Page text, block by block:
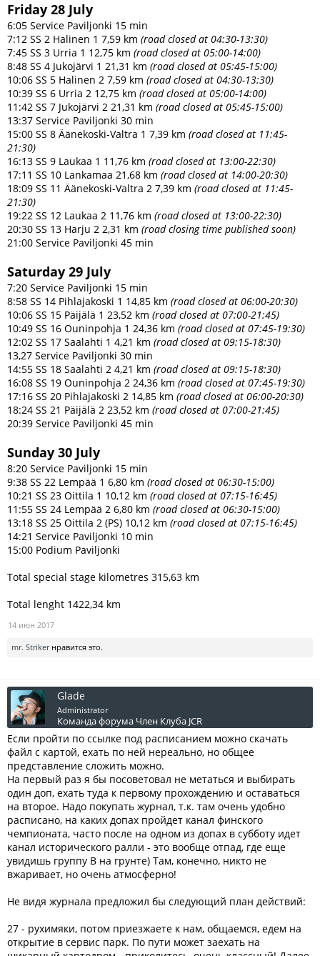
Friday 28 July
6:05 Service Paviljonki 15 min
7:12 SS 2 Halinen 1 7,59 km (road closed at 04:30-13:30)
7:45 SS 3 Urria 1 12,75 km (road closed at 05:00-14:00)
8:48 SS 4 Jukojärvi 1 21,31 km (road closed at 05:45-15:00)
10:06 SS 5 Halinen 2 7,59 km (road closed at 04:30-13:30)
10:39 SS 6 Urria 2 12,75 km (road closed at 05:00-14:00)
11:42 SS 7 Jukojärvi 2 21,31 km (road closed at 05:45-15:00)
13:37 Service Paviljonki 30 min
15:00 SS 8 Äänekoski-Valtra 1 7,39 km (road closed at 11:45-
21:30)
16:13 SS 9 Laukaa 1 11,76 km (road closed at 13:00-22:30)
17:11 SS 10 Lankamaa 21,68 km (road closed at 14:00-20:30)
18:09 SS 11 Äänekoski-Valtra 2 7,39 km (road closed at 11:45-
21:30)
19:22 SS 12 Laukaa 2 11,76 km (road closed at 13:00-22:30)
20:30 SS 13 Harju 2 2,31 km (road closing time published soon)
21:00 Service Paviljonki 45 min
Saturday 29 July
7:20 Service Paviljonki 15 min
8:58 SS 14 Pihlajakoski 1 14,85 km (road closed at 06:00-20:30)
10:06 SS 15 Päijälä 1 23,52 km (road closed at 07:00-21:45)
10:49 SS 16 Ouninpohja 1 24,36 km (road closed at 07:45-19:30)
12:02 SS 17 Saalahti 1 4,21 km (road closed at 09:15-18:30)
13,27 Service Paviljonki 30 min
14:55 SS 18 Saalahti 2 4,21 km (road closed at 09:15-18:30)
16:08 SS 19 Ouninpohja 2 24,36 km (road closed at 07:45-19:30)
17:16 SS 20 Pihlajakoski 2 14,85 km (road closed at 06:00-20:30)
18:24 SS 21 Päijälä 2 23,52 km (road closed at 07:00-21:45)
20:39 Service Paviljonki 45 min
Sunday 30 July
8:20 Service Paviljonki 15 min
9:38 SS 22 Lempää 1 6,80 km (road closed at 06:30-15:00)
10:21 SS 23 Oittila 1 10,12 km (road closed at 07:15-16:45)
11:55 SS 24 Lempää 2 6,80 km (road closed at 06:30-15:00)
13:18 SS 25 Oittila 2 (PS) 10,12 km (road closed at 07:15-16:45)
14:21 Service Paviljonki 10 min
15:00 Podium Paviljonki
Total special stage kilometres 315,63 km
Total lenght 1422,34 km
14 июн 2017
mr. Strikerнравится это.
Glade
Administrator
Команда форума Член Клуба JCR
Если пройти по ссылке под расписанием можно скачать
файл с картой, ехать по ней нереально, но общее
представление сложить можно.
На первый раз я бы посоветовал не метаться и выбирать
один доп, ехать туда к первому прохождению и оставаться
на второе. Надо покупать журнал, т.к. там очень удобно
расписано, на каких допах пройдет канал финского
чемпионата, часто после на одном из допах в субботу идет
канал исторического ралли - это вообще отпад, где еще
увидишь группу В на грунте) Там, конечно, никто не
вжаривает, но очень атмосферно!
Не видя журнала предложил бы следующий план действий:
27 - рухимяки, потом приезжаете к нам, общаемся, едем на
открытие в сервис парк. По пути может заехать на